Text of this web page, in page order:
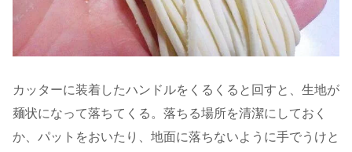
カッターに装着したハンドルをくるくると回すと、生地が
麺状になって落ちてくる。落ちる場所を清潔にしておく
か、パットをおいたり、地面に落ちないように手でうけと